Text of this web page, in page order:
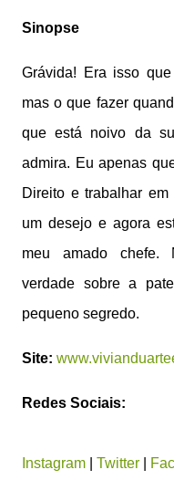
Sinopse
Grávida! Era isso
mas o que fazer
que está noivo da
admira. Eu apenas
Direito e trabalhar
um desejo e agora
meu amado chefe.
verdade sobre a
pequeno segredo.
Site:
Redes Sociais:
Instagram Twitter